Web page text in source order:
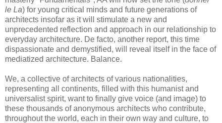
le La) for young critical minds and future generations of
architects insofar as it will stimulate a new and
unprecedented reflection and approach in our relationship to
everyday architecture. De facto, another report, this time
dispassionate and demystified, will reveal itself in the face of
mediatized architecture. Balance.
We, a collective of architects of various nationalities,
representing all continents, filled with this humanist and
universalist spirit, want to finally give voice (and image) to
these thousands of anonymous architects who contribute,
throughout the world, each in their own way and culture, to